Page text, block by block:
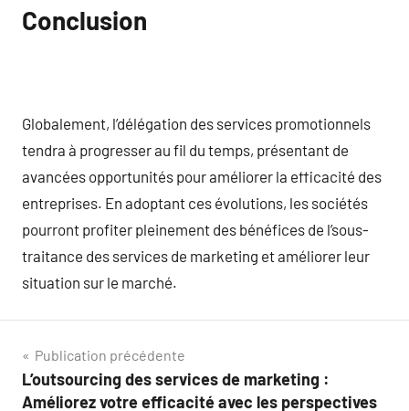
Conclusion
Globalement, l’délégation des services promotionnels
tendra à progresser au fil du temps, présentant de
avancées opportunités pour améliorer la efficacité des
entreprises. En adoptant ces évolutions, les sociétés
pourront profiter pleinement des bénéfices de l’sous-
traitance des services de marketing et améliorer leur
situation sur le marché.
Navigation
de
Publication précédente
L’outsourcing des services de marketing :
Améliorez votre efficacité avec les perspectives